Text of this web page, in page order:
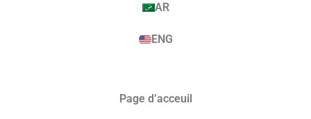
AR
ENG
Page d’acceuil